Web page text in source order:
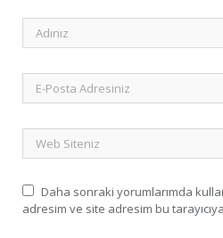
Daha sonraki yorumlarımda
adresim ve site adresim bu